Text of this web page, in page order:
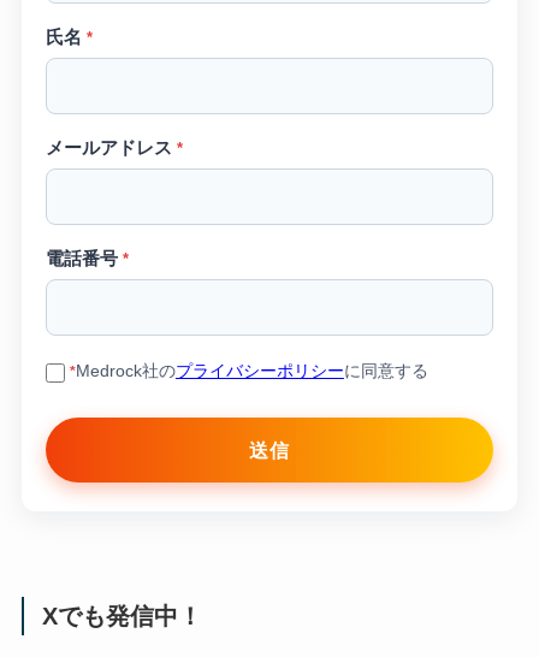
氏名 *
メールアドレス *
電話番号 *
*Medrock社のプライバシーポリシーに同意する
Xでも発信中！